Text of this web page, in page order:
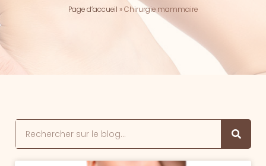
Page d’accueil »Chirurgie mammaire